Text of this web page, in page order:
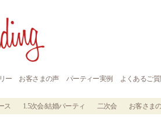
ー お客さまの声 パーティー実例 よくあるご質
ス 1.5次会/結婚パーティ 二次会 お客さま